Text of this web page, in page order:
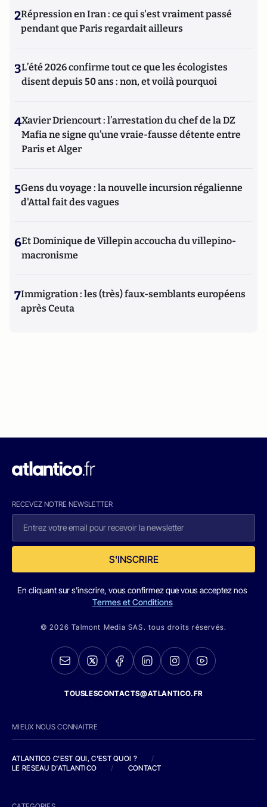
2Répression en Iran : ce qui s'est vraiment passé
pendant que Paris regardait ailleurs
3L’été 2026 confirme tout ce que les écologistes
disent depuis 50 ans : non, et voilà pourquoi
4Xavier Driencourt : l’arrestation du chef de la DZ
Mafia ne signe qu’une vraie-fausse détente entre
Paris et Alger
5Gens du voyage : la nouvelle incursion régalienne
d'Attal fait des vagues
6Et Dominique de Villepin accoucha du villepino-
macronisme
7Immigration : les (très) faux-semblants européens
après Ceuta
RECEVEZ NOTRE NEWSLETTER
S'INSCRIRE
En cliquant sur s'inscrire, vous confirmez que vous acceptez nos
Termes et Conditions
© 2026 Talmont Media SAS. tous droits réservés.
TOUSLESCONTACTS@ATLANTICO.FR
MIEUX NOUS CONNAITRE
ATLANTICO C'EST QUI, C'EST QUOI ?
/
LE RESEAU D'ATLANTICO
/ CONTACT